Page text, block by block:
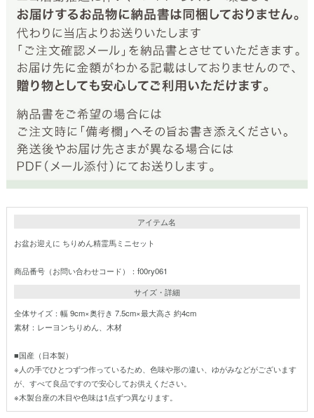
アイテム名
お盆お迎えに ちりめん精霊馬ミニセット
商品番号（お問い合わせコード）：f00ry061
サイズ・詳細
全体サイズ：幅 9cm×奥行き 7.5cm×最大高さ 約4cm
素材：レーヨンちりめん、木材
■国産（日本製）
※人の手でひとつずつ作っているため、色味や形の違い、ゆがみなどがございます
が、すべて良品ですので安心してお供えください。
※木製台座の木目や色味は1点ずつ異なります。